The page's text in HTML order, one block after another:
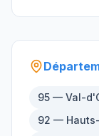
95 — Val-
92 —